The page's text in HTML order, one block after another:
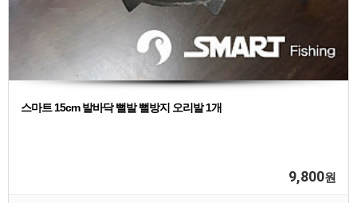
스마트 15cm 발바닥 뻘발 뻘방지 오리발 1개
9,800원